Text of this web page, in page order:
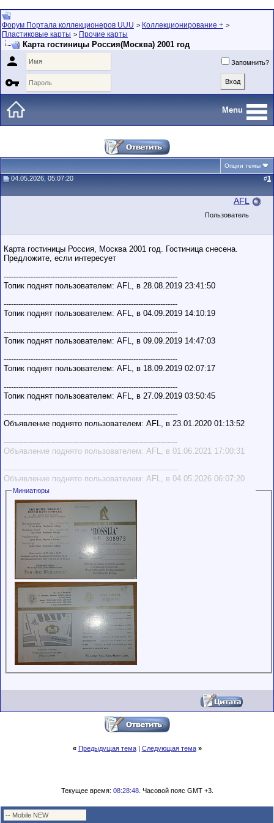
Форум Портала коллекционеров UUU > Коллекционирование + >
Пластиковые карты > Прочие карты
Карта гостиницы Россия(Москва) 2001 год
 Запомнить?

Menu
Опции темы
04.05.2026, 05:07:20 #1
AFL
Пользователь
Карта гостиницы Россия, Москва 2001 год. Гостиница снесена.
Предложите, если интересует
-----------------------------------------------------------------------
Топик поднят пользователем: AFL, в 28.08.2019 23:41:50
-----------------------------------------------------------------------
Топик поднят пользователем: AFL, в 04.09.2019 14:10:19
-----------------------------------------------------------------------
Топик поднят пользователем: AFL, в 09.09.2019 14:47:03
-----------------------------------------------------------------------
Топик поднят пользователем: AFL, в 18.09.2019 02:07:17
-----------------------------------------------------------------------
Топик поднят пользователем: AFL, в 27.09.2019 03:50:45
-----------------------------------------------------------------------
Объявление поднято пользователем: AFL, в 23.01.2020 01:13:52
-----------------------------------------------------------------------
Объявление поднято пользователем: AFL, в 01.06.2021 17:00:31
-----------------------------------------------------------------------
Объявление поднято пользователем: AFL, в 04.05.2026 06:07:20
Миниатюры
« Предыдущая тема| Следующая тема »
Текущее время: 08:28:48. Часовой пояс GMT +3.